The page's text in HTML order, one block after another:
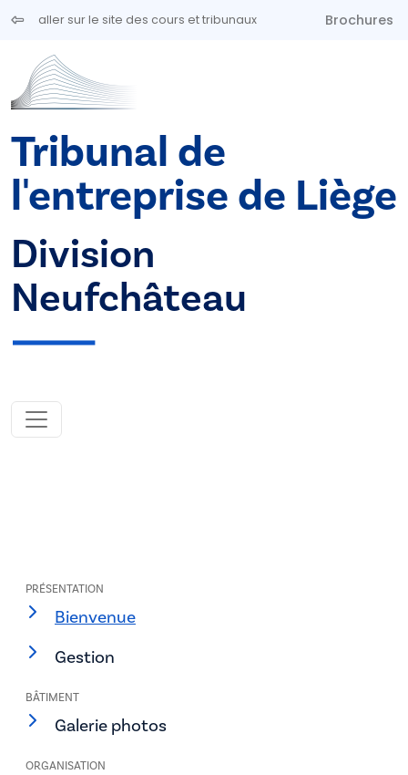
Aller au contenu principal
aller sur le site des cours et tribunaux Brochures
Tribunal de
l'entreprise de Liège
Division
Neufchâteau
PRÉSENTATION
Bienvenue
Gestion
BÂTIMENT
Galerie photos
ORGANISATION